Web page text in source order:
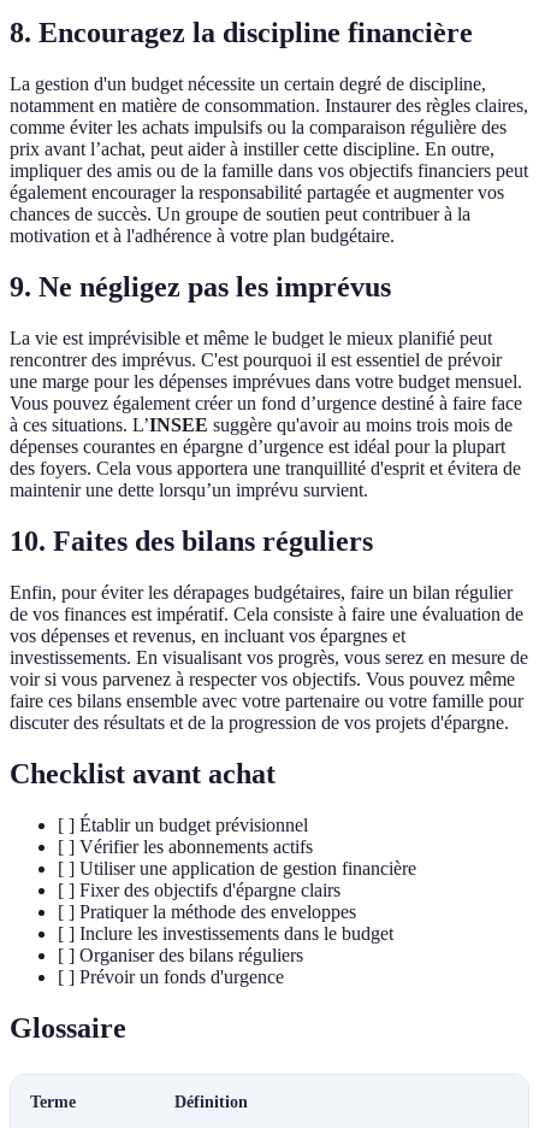
8. Encouragez la discipline financière
La gestion d'un budget nécessite un certain degré de discipline,
notamment en matière de consommation. Instaurer des règles claires,
comme éviter les achats impulsifs ou la comparaison régulière des
prix avant l’achat, peut aider à instiller cette discipline. En outre,
impliquer des amis ou de la famille dans vos objectifs financiers peut
également encourager la responsabilité partagée et augmenter vos
chances de succès. Un groupe de soutien peut contribuer à la
motivation et à l'adhérence à votre plan budgétaire.
9. Ne négligez pas les imprévus
La vie est imprévisible et même le budget le mieux planifié peut
rencontrer des imprévus. C'est pourquoi il est essentiel de prévoir
une marge pour les dépenses imprévues dans votre budget mensuel.
Vous pouvez également créer un fond d’urgence destiné à faire face
à ces situations. L’INSEE suggère qu'avoir au moins trois mois de
dépenses courantes en épargne d’urgence est idéal pour la plupart
des foyers. Cela vous apportera une tranquillité d'esprit et évitera de
maintenir une dette lorsqu’un imprévu survient.
10. Faites des bilans réguliers
Enfin, pour éviter les dérapages budgétaires, faire un bilan régulier
de vos finances est impératif. Cela consiste à faire une évaluation de
vos dépenses et revenus, en incluant vos épargnes et
investissements. En visualisant vos progrès, vous serez en mesure de
voir si vous parvenez à respecter vos objectifs. Vous pouvez même
faire ces bilans ensemble avec votre partenaire ou votre famille pour
discuter des résultats et de la progression de vos projets d'épargne.
Checklist avant achat
[ ] Établir un budget prévisionnel
[ ] Vérifier les abonnements actifs
[ ] Utiliser une application de gestion financière
[ ] Fixer des objectifs d'épargne clairs
[ ] Pratiquer la méthode des enveloppes
[ ] Inclure les investissements dans le budget
[ ] Organiser des bilans réguliers
[ ] Prévoir un fonds d'urgence
Glossaire
Terme Définition